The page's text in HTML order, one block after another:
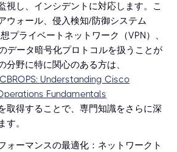
視し、インシデントに対応します。こ
ウォール、侵入検知/防御システム
想プライベートネットワーク（VPN）、
データ暗号化プロトコルを扱うことが
分野に特に関心のある方は、
Understanding Cisco
Fundamentals
取得することで、専門知識をさらに深
す。
ォーマンスの最適化：ネットワークト